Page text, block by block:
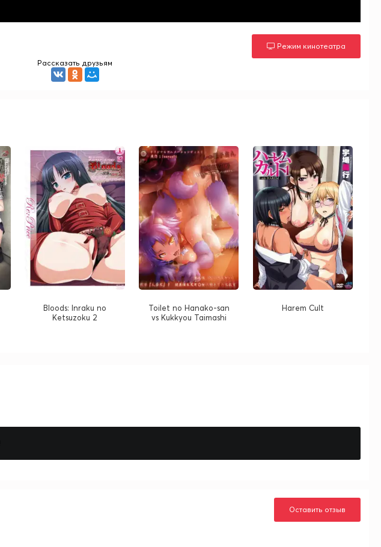
Режим кинотеатра
Рассказать друзьям
Bloods: Inraku no
Ketsuzoku 2
Toilet no Hanako-san
vs Kukkyou Taimashi
Harem Cult
Оставить отзыв